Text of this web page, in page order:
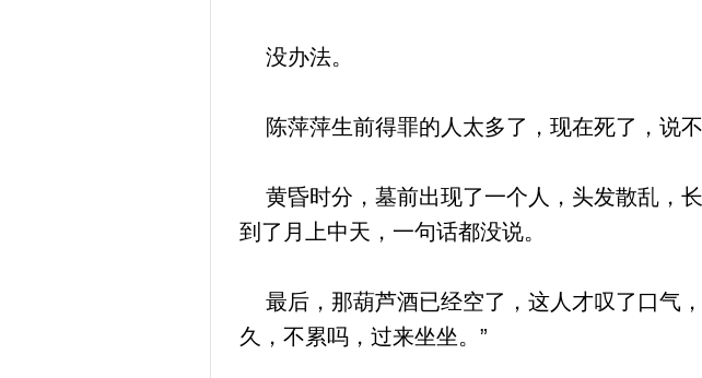
没办法。
陈萍萍生前得罪的人太多了，现在死了，说
黄昏时分，墓前出现了一个人，头发散乱，
到了月上中天，一句话都没说。
最后，那葫芦酒已经空了，这人才叹了口气
久，不累吗，过来坐坐。”